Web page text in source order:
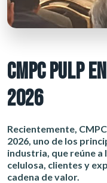
CMPC PULP
2026
Recientemente,
2026, uno de los
industria, que reúne
celulosa, clientes y
cadena de valor.